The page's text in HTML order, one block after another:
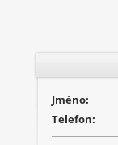
Jméno:
Telefon: